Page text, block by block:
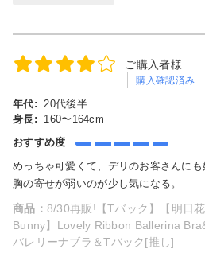
ご購入者様
購入確認済み
年代: 20代後半
身長:
160〜164cm
おすすめ度
めっちゃ可愛くて、デリのお客さんにも
胸の寄せが弱いのが少し気になる。
商品： 8/30再販!【Tバック】【明日
Bunny】Lovely Ribbon Ballerina
バレリーナブラ＆Tバック[推し]